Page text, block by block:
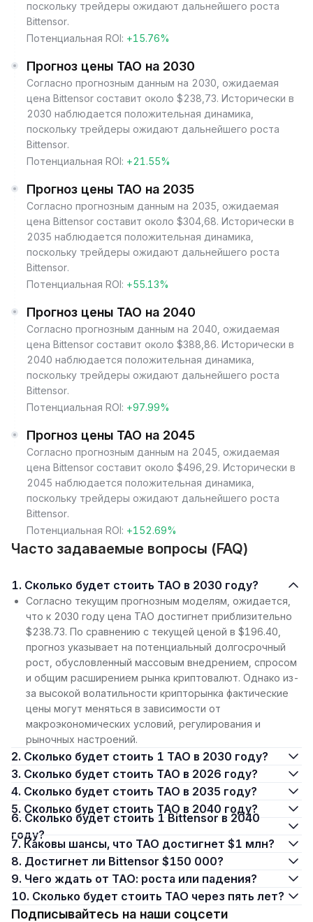
поскольку трейдеры ожидают дальнейшего роста
Bittensor.
Потенциальная ROI: +15.76%
Прогноз цены TAO на 2030
Согласно прогнозным данным на 2030, ожидаемая
цена Bittensor составит около $238,73. Исторически в
2030 наблюдается положительная динамика,
поскольку трейдеры ожидают дальнейшего роста
Bittensor.
Потенциальная ROI: +21.55%
Прогноз цены TAO на 2035
Согласно прогнозным данным на 2035, ожидаемая
цена Bittensor составит около $304,68. Исторически в
2035 наблюдается положительная динамика,
поскольку трейдеры ожидают дальнейшего роста
Bittensor.
Потенциальная ROI: +55.13%
Прогноз цены TAO на 2040
Согласно прогнозным данным на 2040, ожидаемая
цена Bittensor составит около $388,86. Исторически в
2040 наблюдается положительная динамика,
поскольку трейдеры ожидают дальнейшего роста
Bittensor.
Потенциальная ROI: +97.99%
Прогноз цены TAO на 2045
Согласно прогнозным данным на 2045, ожидаемая
цена Bittensor составит около $496,29. Исторически в
2045 наблюдается положительная динамика,
поскольку трейдеры ожидают дальнейшего роста
Bittensor.
Потенциальная ROI: +152.69%
Часто задаваемые вопросы (FAQ)
1. Сколько будет стоить TAO в 2030 году?
Согласно текущим прогнозным моделям, ожидается,
что к 2030 году цена TAO достигнет приблизительно
$238.73. По сравнению с текущей ценой в $196.40,
прогноз указывает на потенциальный долгосрочный
рост, обусловленный массовым внедрением, спросом
и общим расширением рынка криптовалют. Однако из-
за высокой волатильности крипторынка фактические
цены могут меняться в зависимости от
макроэкономических условий, регулирования и
рыночных настроений.
2. Сколько будет стоить 1 TAO в 2030 году?
3. Сколько будет стоить TAO в 2026 году?
4. Сколько будет стоить TAO в 2035 году?
5. Сколько будет стоить TAO в 2040 году?
6. Сколько будет стоить 1 Bittensor в 2040
году?
7. Каковы шансы, что TAO достигнет $1 млн?
8. Достигнет ли Bittensor $150 000?
9. Чего ждать от TAO: роста или падения?
10. Сколько будет стоить TAO через пять лет?
Подписывайтесь на наши соцсети